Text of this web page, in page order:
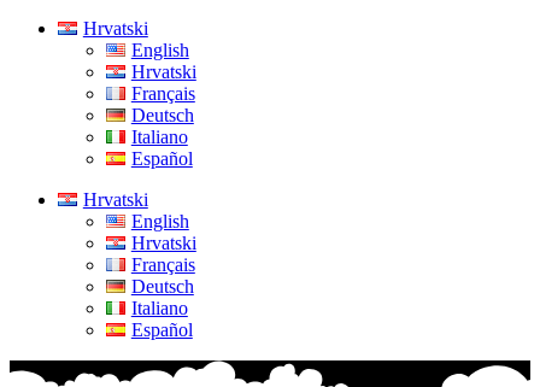
Hrvatski
English
Hrvatski
Français
Deutsch
Italiano
Español
Hrvatski
English
Hrvatski
Français
Deutsch
Italiano
Español